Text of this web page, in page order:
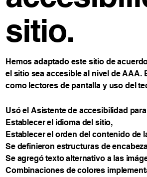
sitio.
Hemos adaptado este sitio de
el sitio sea accesible al nivel de
como lectores de pantalla y uso del
Usó el Asistente de accesibilidad
Establecer el idioma del sitio,
Establecer el orden del contenido de
Se definieron estructuras de
Se agregó texto alternativo a las
Combinaciones de colores